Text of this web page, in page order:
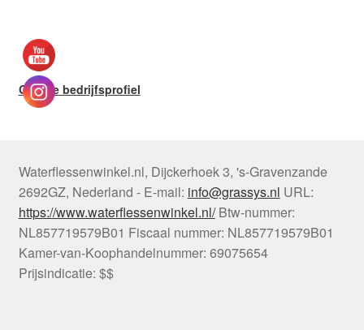
Google bedrijfsprofiel
Waterflessenwinkel.nl, Dijckerhoek 3, 's-Gravenzande
2692GZ, Nederland - E-mail: info@grassys.nl URL:
https://www.waterflessenwinkel.nl/ Btw-nummer:
NL857719579B01 Fiscaal nummer: NL857719579B01
Kamer-van-Koophandelnummer: 69075654
Prijsindicatie: $$